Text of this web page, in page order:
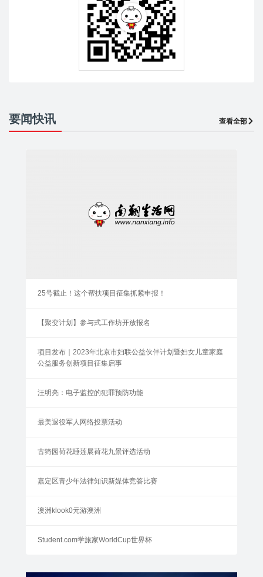
要闻快讯 查看全部
25号截止！这个帮扶项目征集抓紧申报！
【聚变计划】参与式工作坊开放报名
项目发布｜2023年北京市妇联公益伙伴计划暨妇女儿童家庭
公益服务创新项目征集启事
汪明亮：电子监控的犯罪预防功能
最美退役军人网络投票活动
古猗园荷花睡莲展荷花九景评选活动
嘉定区青少年法律知识新媒体竞答比赛
澳洲klook0元游澳洲
Student.com学旅家WorldCup世界杯